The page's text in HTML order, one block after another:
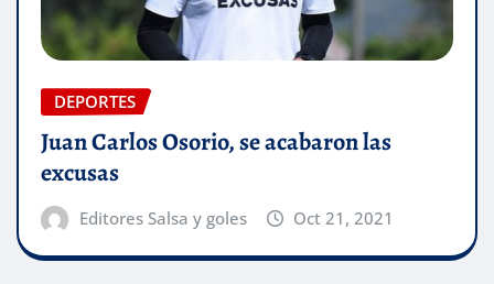
DEPORTES
Juan Carlos Osorio, se acabaron las
excusas
Editores Salsa y goles Oct 21, 2021